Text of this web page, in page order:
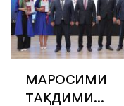
МАРОСИМИ
ТАҚДИМИ